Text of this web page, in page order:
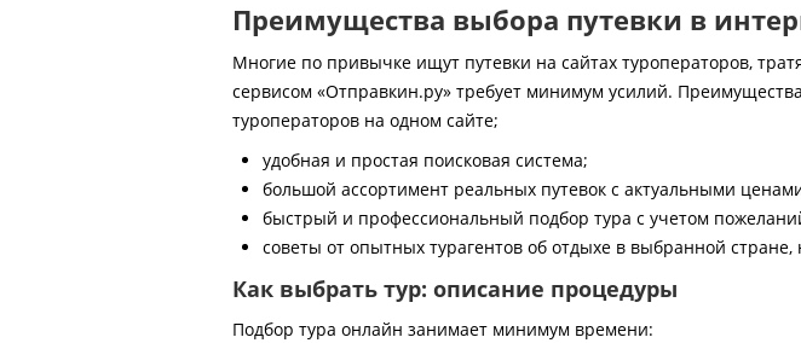
Преимущества выбора путевки в
Многие по привычке ищут путевки на сайтах туроператоров,
сервисом «Отправкин.ру» требует минимум усилий.
туроператоров на одном сайте;
удобная и простая поисковая система;
большой ассортимент реальных путевок с актуальными
быстрый и профессиональный подбор тура с учетом
советы от опытных турагентов об отдыхе в выбранной стране,
Как выбрать тур: описание процедуры
Подбор тура онлайн занимает минимум времени: